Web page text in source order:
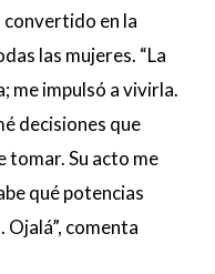
convertido en la
las mujeres. “La
me impulsó a vivirla.
decisiones que
tomar. Su acto me
qué potencias
comenta